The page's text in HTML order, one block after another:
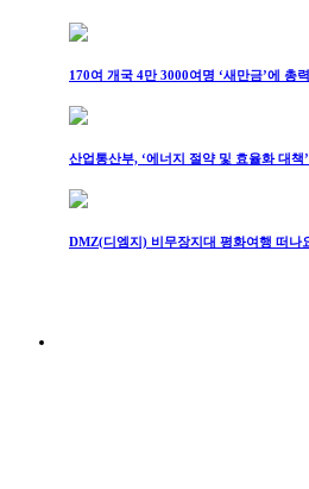
170여 개국 4만 3000여명 ‘새만금’에 총
산업통산부, ‘에너지 절약 및 효율화 대책
DMZ(디엠지) 비무장지대 평화여행 떠나